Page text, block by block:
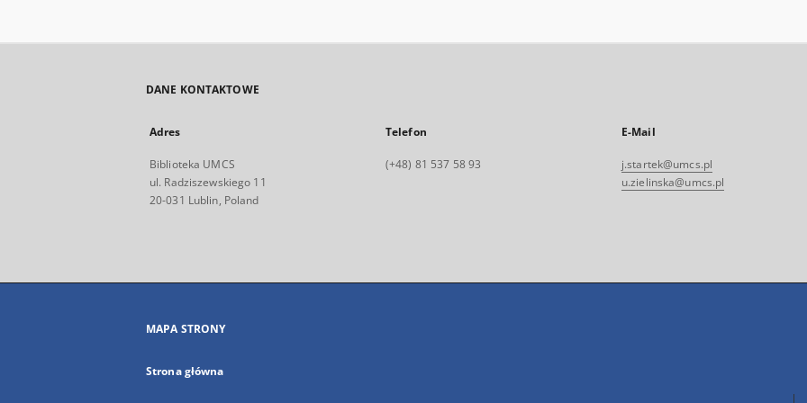
DANE KONTAKTOWE
Adres
Biblioteka UMCS
ul. Radziszewskiego 11
20-031 Lublin, Poland
Telefon
(+48) 81 537 58 93
E-Mail
j.startek@umcs.pl
u.zielinska@umcs.pl
MAPA STRONY
Strona główna